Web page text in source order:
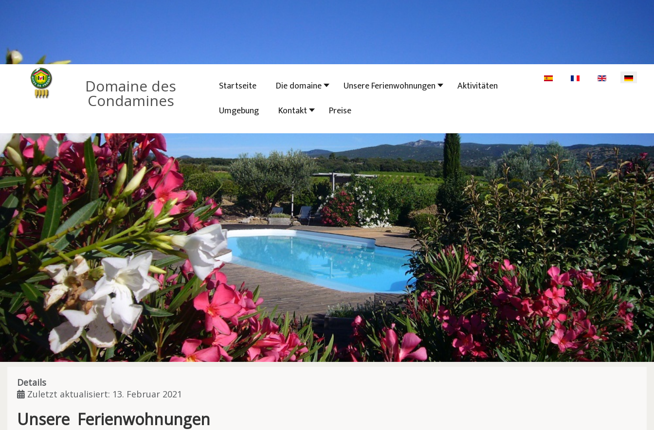
Domaine des
Condamines
Startseite Die domaine Unsere Ferienwohnungen
Aktivitäten
Umgebung
Kontakt Preise
Sprache auswählen
Details
Zuletzt aktualisiert: 13. Februar 2021
Unsere Ferienwohnungen